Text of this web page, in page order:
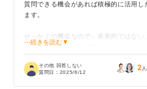
質問できる機会があれば積極的に活用し
ます。
せっかくの機会なので、表面的ではない
を引き出せるような質問をしたいのです
⋯続きを読む▼
その他 回答しない
質問日： 2025/6/12 2